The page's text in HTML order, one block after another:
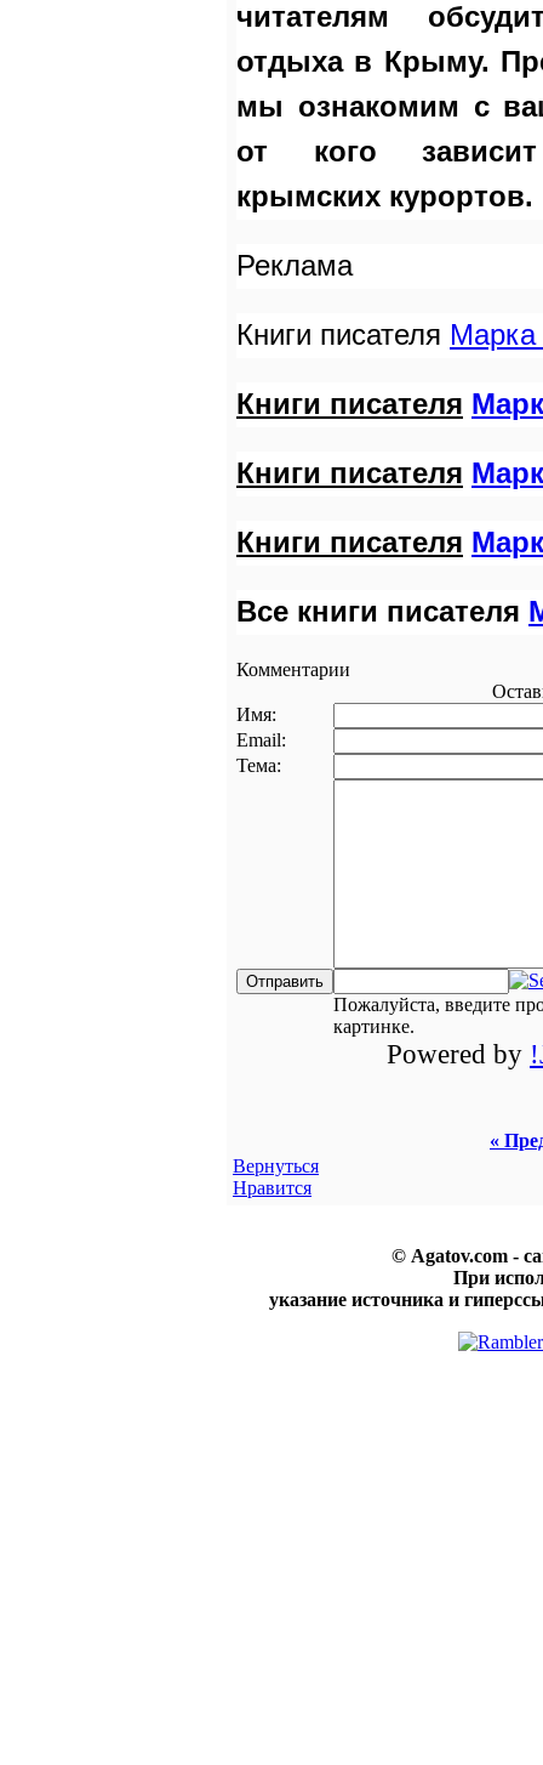
читателям
отдыха в Крыму.
мы ознакомим с
от кого
крымских курортов.
Реклама
Книги писателя Марка
Книги писателя
Книги писателя
Книги писателя
Все книги писателя
Комментарии
Имя:
Email:
Тема:
Пожалуйста, введите
картинке.
Powered by
«
Вернуться
Нравится
© Agatov.com -
При
указание источника и